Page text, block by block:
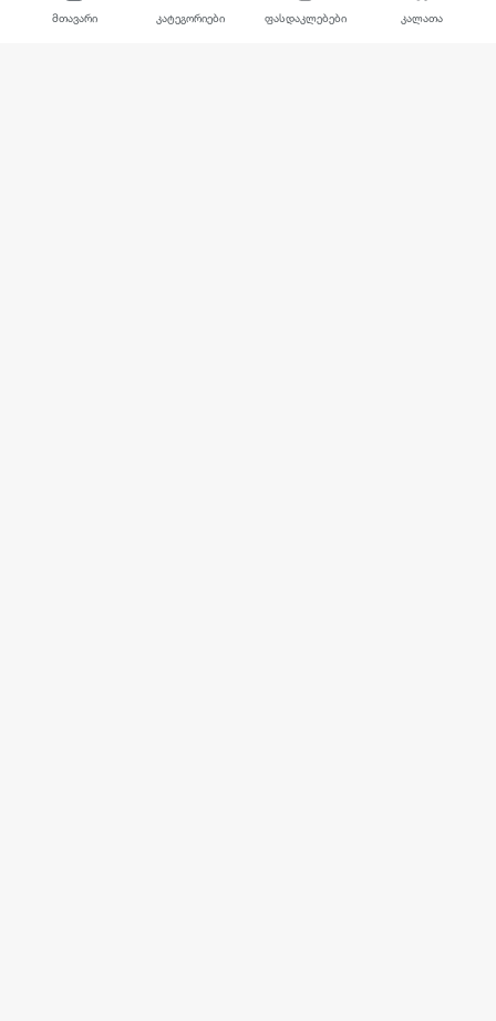
მთავარი კატეგორიები ფასდაკლებები კალათა